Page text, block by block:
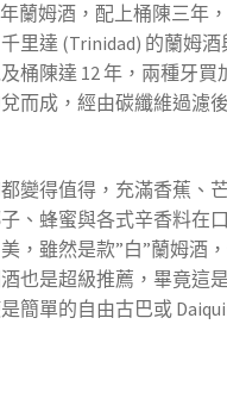
蘭姆酒，配上桶陳三年
里達 (Trinidad) 的蘭姆
桶陳達 12 年，兩種牙買
而成，經由碳纖維過濾
變得值得，充滿香蕉、
、蜂蜜與各式辛香料在
，雖然是款”白”蘭姆酒
也是超級推薦，畢竟這
簡單的自由古巴或